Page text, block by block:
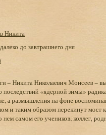
Никита
до завтрашнего дня
– Никита Николаевич Моисеев –
«ядерной зимы»
а размышления на фоне
и таким образом перекинут
нем самом его учеников, коллег,